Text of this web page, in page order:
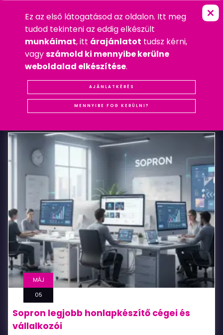
KYWORKE RS »
WEBDESIGN
2012. MÁJUS 14. HÉTFŐ
WEBDESIGN
#REFERENCIA
KAPCSOLÓDÓBEJEGYZÉSEK
MÁJ
05
Sopron legjobb honlapkészítő cégei és
vállalkozói
Ez az első látogatásod az oldalon. Itt meg
tudod tekinteni az eddig elkészült
munkáimat, itt árajánlatot tudsz kérni,
vagyszámold ki mennyibe kerülne
weboldalad elkészítése.
AJÁNLATKÉRÉS
MENNYIBE FOG KERÜLNI?